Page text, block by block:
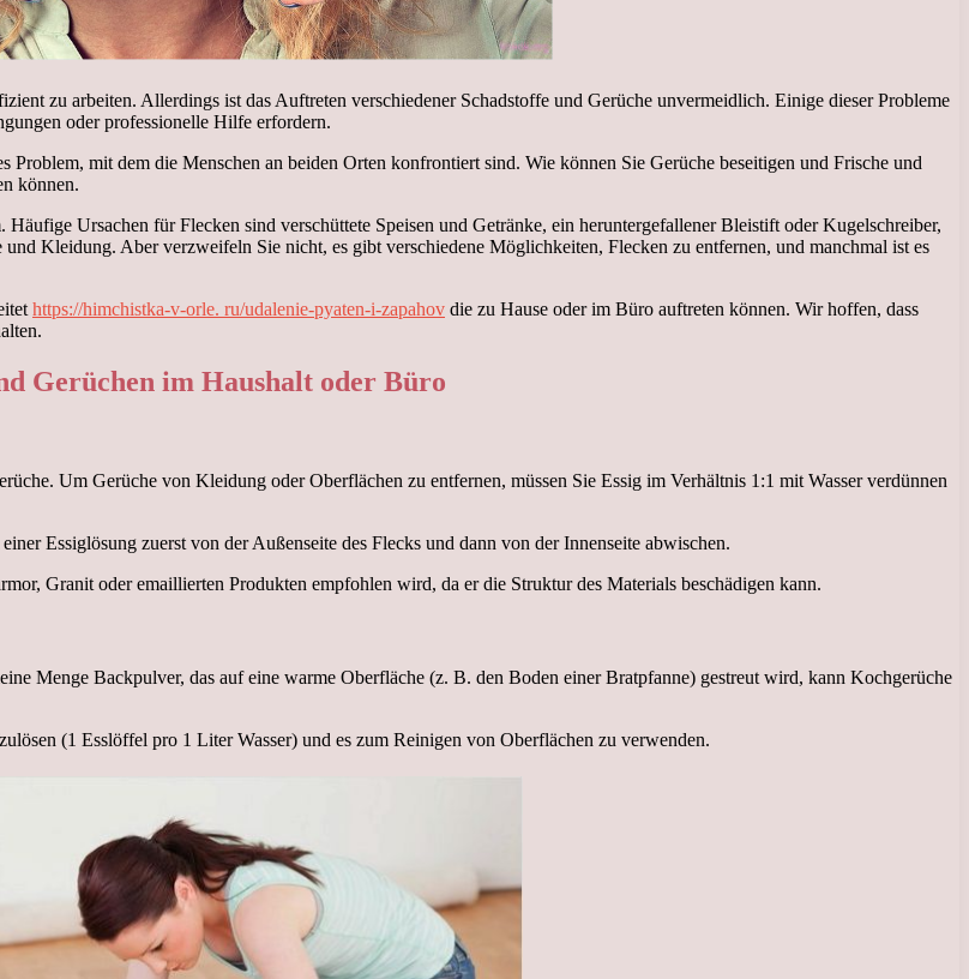
zu arbeiten. Allerdings ist das Auftreten verschiedener Schadstoffe und Gerüche unvermeidlich. Einige dieser Probleme
oder professionelle Hilfe erfordern.
mit dem die Menschen an beiden Orten konfrontiert sind. Wie können Sie Gerüche beseitigen und Frische und
können.
Ursachen für Flecken sind verschüttete Speisen und Getränke, ein heruntergefallener Bleistift oder Kugelschreiber,
Kleidung. Aber verzweifeln Sie nicht, es gibt verschiedene Möglichkeiten, Flecken zu entfernen, und manchmal ist es
https://himchistka-v-orle. ru/udalenie-pyaten-i-zapahov die zu Hause oder im Büro auftreten können. Wir hoffen, dass
Gerüchen im Haushalt oder Büro
Um Gerüche von Kleidung oder Oberflächen zu entfernen, müssen Sie Essig im Verhältnis 1:1 mit Wasser verdünnen
Essiglösung zuerst von der Außenseite des Flecks und dann von der Innenseite abwischen.
Granit oder emaillierten Produkten empfohlen wird, da er die Struktur des Materials beschädigen kann.
Menge Backpulver, das auf eine warme Oberfläche (z. B. den Boden einer Bratpfanne) gestreut wird, kann Kochgerüche
(1 Esslöffel pro 1 Liter Wasser) und es zum Reinigen von Oberflächen zu verwenden.